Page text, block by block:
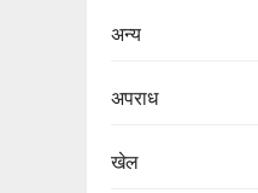
अन्य
अपराध
खेल